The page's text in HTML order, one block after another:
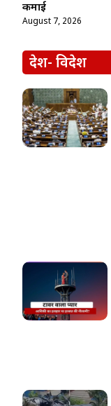
कमाई
August 7, 2026
देश- विदेश